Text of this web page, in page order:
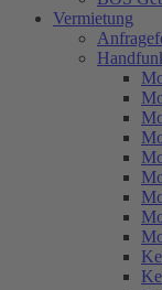
Vermietung